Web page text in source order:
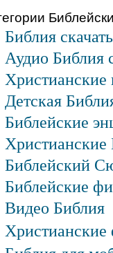
Библия
Аудио Библия
Христианские
Детская
Библейские
Христианские
Библейский
Библейские
Видео Библия
Христианские